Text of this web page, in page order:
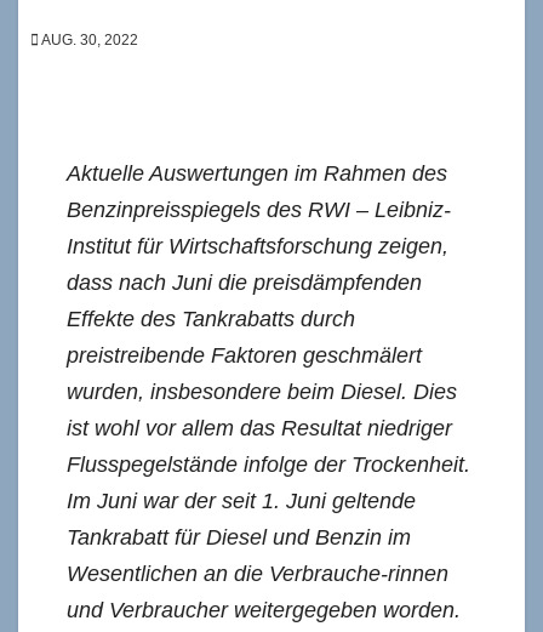
AUG. 30, 2022
Aktuelle Auswertungen im Rahmen des
Benzinpreisspiegels des RWI – Leibniz-
Institut für Wirtschaftsforschung zeigen,
dass nach Juni die preisdämpfenden
Effekte des Tankrabatts durch
preistreibende Faktoren geschmälert
wurden, insbesondere beim Diesel. Dies
ist wohl vor allem das Resultat niedriger
Flusspegelstände infolge der Trockenheit.
Im Juni war der seit 1. Juni geltende
Tankrabatt für Diesel und Benzin im
Wesentlichen an die Verbrauche-rinnen
und Verbraucher weitergegeben worden.